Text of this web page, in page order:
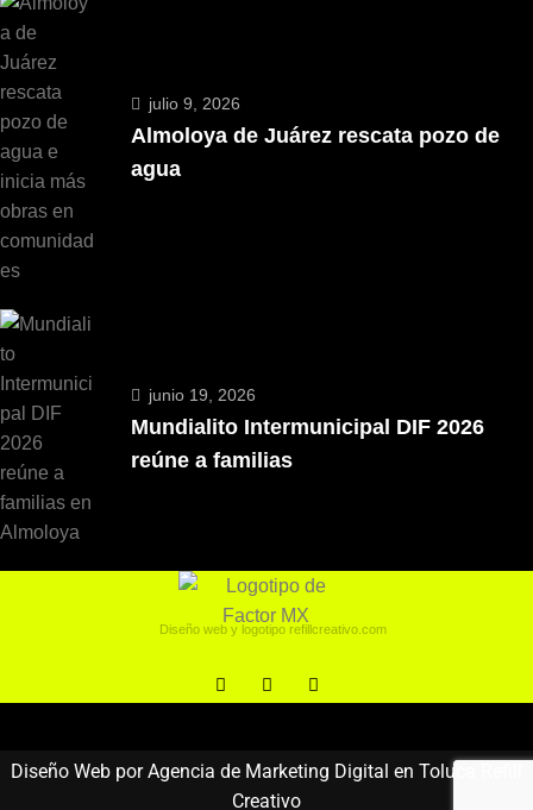
julio 9, 2026
Almoloya de Juárez rescata pozo de
agua
junio 19, 2026
Mundialito Intermunicipal DIF 2026
reúne a familias
Diseño web y logotipo refillcreativo.com
Diseño Web por Agencia de Marketing Digital en Toluca Refill
Creativo